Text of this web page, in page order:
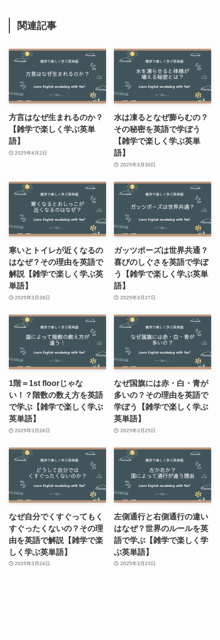
関連記事
方言はなぜ生まれるのか？
【雑学で楽しく学ぶ英単
語】
2025年4月2日
水は凍るとなぜ膨らむの？
その秘密を英語で学ぼう
【雑学で楽しく学ぶ英単
語】
2025年3月30日
寒いとトイレが近くなるの
はなぜ？その理由を英語で
解説【雑学で楽しく学ぶ英
単語】
2025年3月28日
ガッツポーズは世界共通？
喜びのしぐさを英語で学ぼ
う【雑学で楽しく学ぶ英単
語】
2025年3月27日
1階＝1st floorじゃな
い！？階数の数え方を英語
で学ぶ【雑学で楽しく学ぶ
英単語】
2025年3月26日
なぜ国旗には赤・白・青が
多いの？その理由を英語で
学ぼう【雑学で楽しく学ぶ
英単語】
2025年3月25日
なぜ自分でくすぐってもく
すぐったくないの？その理
由を英語で解説【雑学で楽
しく学ぶ英単語】
2025年3月24日
左側通行と右側通行の違い
はなぜ？世界のルールを英
語で学ぶ【雑学で楽しく学
ぶ英単語】
2025年3月23日